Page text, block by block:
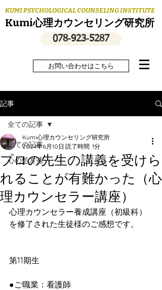
KUMI PSYCHOLOGICAL COUNSELING INSTITUTE
Kumi心理カウンセリング研究所
078‐923‐5287
お問い合わせはこちら
記事
全ての記事
心の処方箋
全ての記事
プロの先生の講義を受けら
れることが有難かった（心
理カウンセラー講座）
Kumi心理カウンセリング研究所
2024年6月10日 読了時間: 1分
心理カウンセラー養成講座（初級科）
を修了された生徒様のご感想です。
第11期生
●ご職業：看護師